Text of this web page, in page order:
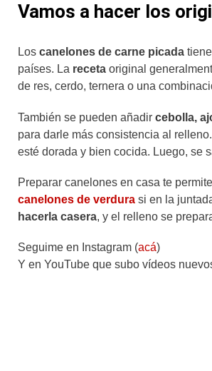
Vamos a hacer los
Los canelones de carne picada
países. La receta original
de res, cerdo, ternera o una
También se pueden añadir cebolla,
para darle más consistencia al
esté dorada y bien cocida. Luego, se
Preparar canelones en casa te permite
canelones de verdura si en la
hacerla casera, y el relleno se
Seguime en Instagram (acá)
Y en YouTube que subo vídeos